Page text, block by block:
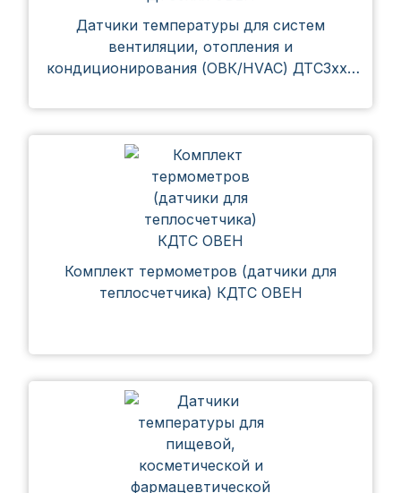
Датчики температуры для систем
вентиляции, отопления и
кондиционирования (ОВК/HVAC) ДТС3ххх
Комплект термометров (датчики для
теплосчетчика) КДТС ОВЕН